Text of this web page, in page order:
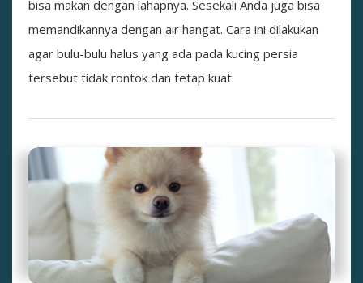
bisa makan dengan lahapnya. Sesekali Anda juga bisa
memandikannya dengan air hangat. Cara ini dilakukan
agar bulu-bulu halus yang ada pada kucing persia
tersebut tidak rontok dan tetap kuat.